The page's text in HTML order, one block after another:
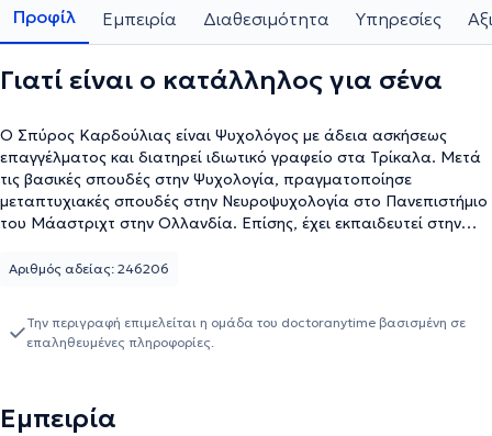
Προφίλ Εμπειρία Διαθεσιμότητα Υπηρεσίες
Γιατί είναι ο κατάλληλος για σένα
Ο Σπύρος Καρδούλιας είναι Ψυχολόγος με άδεια ασκήσεως
επαγγέλματος και διατηρεί ιδιωτικό γραφείο στα Τρίκαλα. Μετά
τις βασικές σπουδές στην Ψυχολογία, πραγματοποίησε
μεταπτυχιακές σπουδές στην Νευροψυχολογία στο Πανεπιστήμιο
του Μάαστριχτ στην Ολλανδία. Επίσης, έχει εκπαιδευτεί στην
Εταιρείας Γνωσιακών Συμπεριφοριστικών Σπουδών, όπου
κέντρα αποκατάστασης και ιδιωτικά ως ψυχοθεραπευτης.
Αριθμός αδείας: 246206
Την περιγραφή επιμελείται η ομάδα του doctoranytime βασισμένη σε
επαληθευμένες πληροφορίες.
Εμπειρία